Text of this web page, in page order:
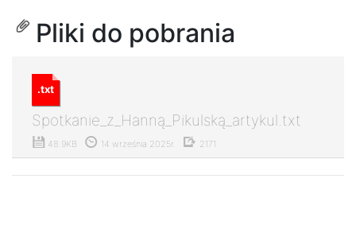
Pliki do pobrania
.txt
Spotkanie_z_Hanną_Pikulską_artykul.txt
48.9KB 14 września 2025r. 2171